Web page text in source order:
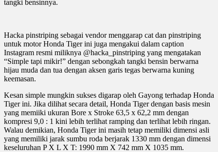
tangki bensinnya.
Hacka pinstriping sebagai vendor menggarap cat dan pinstriping
untuk motor Honda Tiger ini juga mengakui dalam caption
Instagram resmi miliknya @hacka_pinstriping yang mengatakan
“Simple tapi mikir!” dengan sebongkah tangki bensin berwarna
hijau muda dan tua dengan aksen garis tegas berwarna kuning
keemasan.
Kesan simple mungkin sukses digarap oleh Gayong terhadap Honda
Tiger ini. Jika dilihat secara detail, Honda Tiger dengan basis mesin
yang memiiki ukuran Bore x Stroke 63,5 x 62,2 mm dengan
kompresi 9,0 : 1 kini lebih terlihat ramping dan terlihat lebih ringan.
Walau demikian, Honda Tiger ini masih tetap memiliki dimensi asli
yang memiliki jarak sumbu roda berjarak 1330 mm dengan dimensi
keseluruhan P X L X T: 1990 mm X 742 mm X 1035 mm.